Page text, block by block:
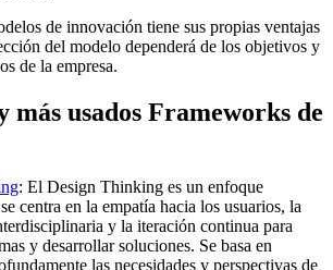
de innovación tiene sus propias ventajas
del modelo dependerá de los objetivos y
de la empresa.
más usados Frameworks de
: El Design Thinking es un enfoque
centra en la empatía hacia los usuarios, la
y la iteración continua para
y desarrollar soluciones. Se basa en
las necesidades y perspectivas de